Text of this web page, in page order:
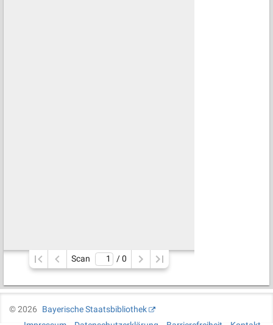
Scan / 0
©2026
Bayerische Staatsbibliothek